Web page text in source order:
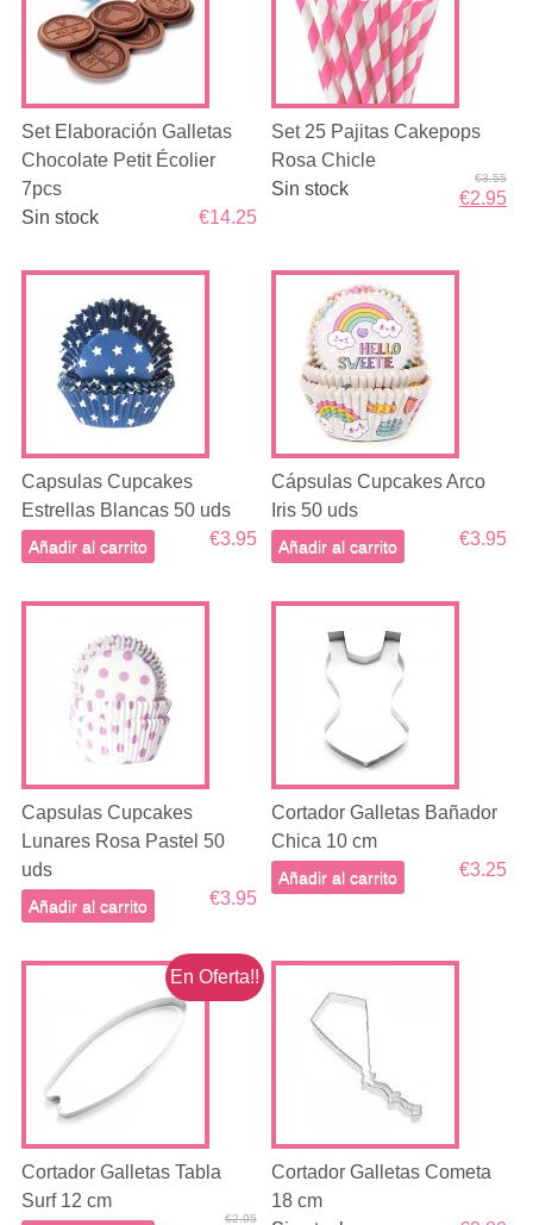
Set Elaboración Galletas
Chocolate Petit Écolier
7pcs
€14.25
Sin stock
Set 25 Pajitas Cakepops
Rosa Chicle
€3.55
€2.95
Sin stock
Capsulas Cupcakes
Estrellas Blancas 50 uds
€3.95
Añadir al carrito
Cápsulas Cupcakes Arco
Iris 50 uds
€3.95
Añadir al carrito
Capsulas Cupcakes
Lunares Rosa Pastel 50
uds
€3.95
Añadir al carrito
Cortador Galletas Bañador
Chica 10 cm
€3.25
Añadir al carrito
En Oferta!!
Cortador Galletas Tabla
Surf 12 cm
€2.95
Cortador Galletas Cometa
18 cm